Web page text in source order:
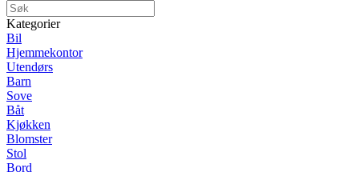
Kategorier
Bil
Hjemmekontor
Utendørs
Barn
Sove
Båt
Kjøkken
Blomster
Stol
Bord